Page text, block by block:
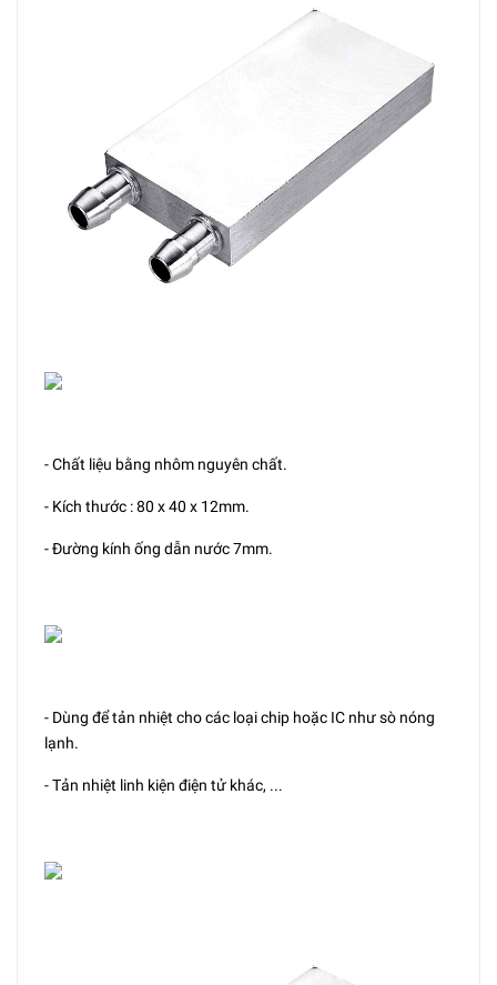
- Chất liệu bằng nhôm nguyên chất.
- Kích thước : 80 x 40 x 12mm.
- Đường kính ống dẫn nước 7mm.
- Dùng để tản nhiệt cho các loại chip hoặc IC như sò nóng
lạnh.
- Tản nhiệt linh kiện điện tử khác, ...